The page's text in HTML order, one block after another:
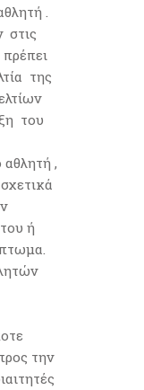
.
στις
της
του
αθλητή ,
ή
την